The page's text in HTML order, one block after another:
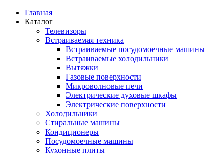
Главная
Каталог
Телевизоры
Встраиваемая техника
Встраиваемые посудомоечные машины
Встраиваемые холодильники
Вытяжки
Газовые поверхности
Микроволновые печи
Электрические духовые шкафы
Электрические поверхности
Холодильники
Стиральные машины
Кондиционеры
Посудомоечные машины
Кухонные плиты